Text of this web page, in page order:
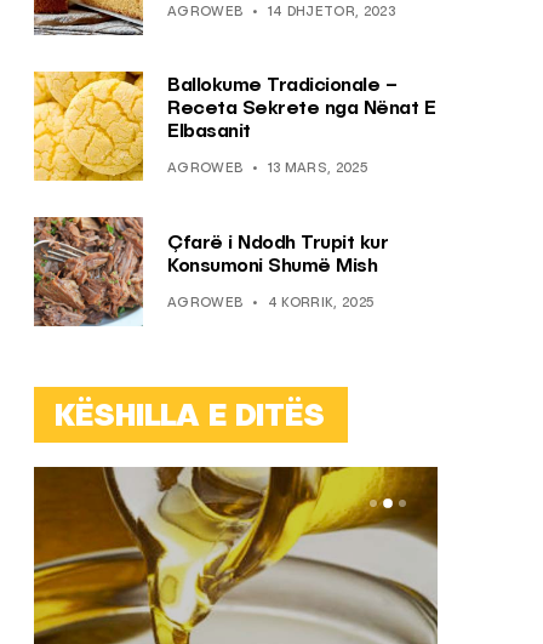
AGROWEB 14 DHJETOR, 2023
Ballokume Tradicionale –
Receta Sekrete nga Nënat E
Elbasanit
AGROWEB 13 MARS, 2025
Çfarë i Ndodh Trupit kur
Konsumoni Shumë Mish
AGROWEB 4 KORRIK, 2025
KËSHILLA E DITËS